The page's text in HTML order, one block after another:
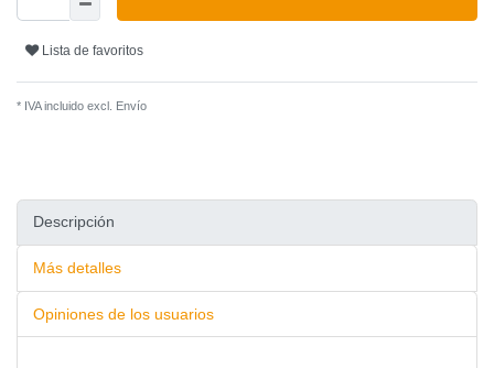
Lista de favoritos
* IVA incluido excl. Envío
Descripción
Más detalles
Opiniones de los usuarios